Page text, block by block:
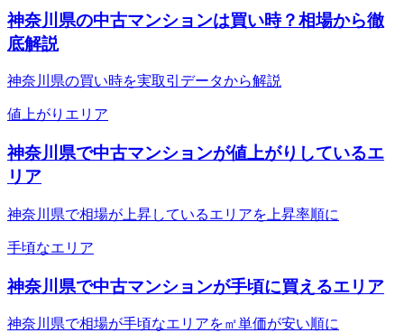
神奈川県の中古マンションは買い時？相場から徹
底解説
神奈川県の買い時を実取引データから解説
値上がりエリア
神奈川県で中古マンションが値上がりしているエ
リア
神奈川県で相場が上昇しているエリアを上昇率順に
手頃なエリア
神奈川県で中古マンションが手頃に買えるエリア
神奈川県で相場が手頃なエリアを㎡単価が安い順に